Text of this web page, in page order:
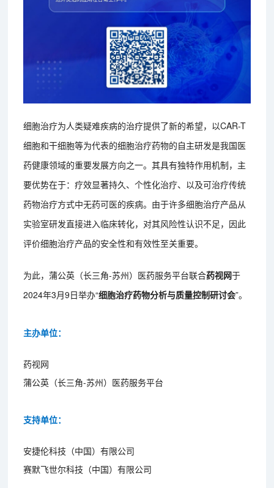
细胞治疗为人类疑难疾病的治疗提供了新的希望，以CAR-T
细胞和干细胞等为代表的细胞治疗药物的自主研发是我国医
药健康领域的重要发展方向之一。其具有独特作用机制，主
要优势在于：疗效显著持久、个性化治疗、以及可治疗传统
药物治疗方式中无药可医的疾病。由于许多细胞治疗产品从
实验室研发直接进入临床转化，对其风险性认识不足，因此
评价细胞治疗产品的安全性和有效性至关重要。
为此，蒲公英（长三角-苏州）医药服务平台联合药视网于
2024年3月9日举办“细胞治疗药物分析与质量控制研讨会”。
主办单位：
药视网
蒲公英（长三角-苏州）医药服务平台
支持单位：
安捷伦科技（中国）有限公司
赛默飞世尔科技（中国）有限公司